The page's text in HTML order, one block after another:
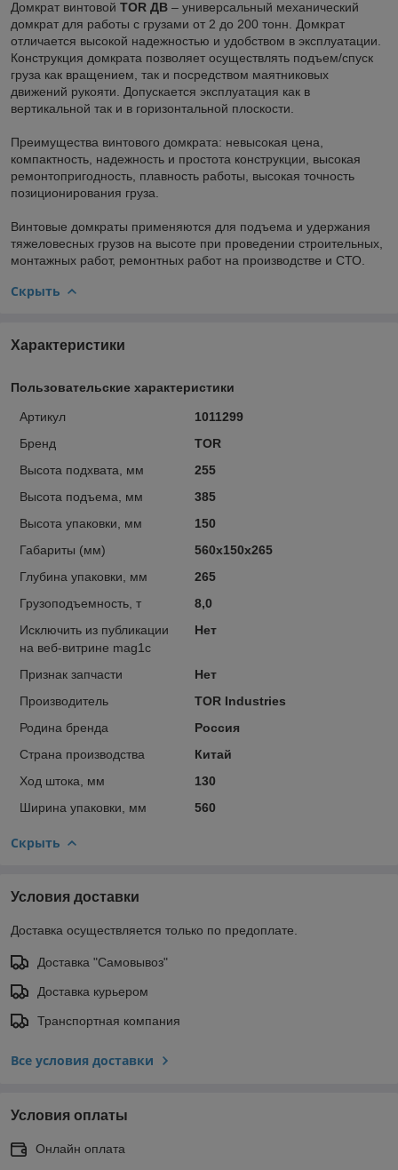
Домкрат винтовой TOR ДВ – универсальный механический
домкрат для работы с грузами от 2 до 200 тонн. Домкрат
отличается высокой надежностью и удобством в эксплуатации.
Конструкция домкрата позволяет осуществлять подъем/спуск
груза как вращением, так и посредством маятниковых
движений рукояти. Допускается эксплуатация как в
вертикальной так и в горизонтальной плоскости.
Преимущества винтового домкрата: невысокая цена,
компактность, надежность и простота конструкции, высокая
ремонтопригодность, плавность работы, высокая точность
позиционирования груза.
Винтовые домкраты применяются для подъема и удержания
тяжеловесных грузов на высоте при проведении строительных,
монтажных работ, ремонтных работ на производстве и СТО.
Скрыть
Характеристики
Пользовательские характеристики
Артикул
1011299
Бренд
TOR
Высота подхвата, мм
255
Высота подъема, мм
385
Высота упаковки, мм
150
Габариты (мм)
560х150х265
Глубина упаковки, мм
265
Грузоподъемность, т
8,0
Исключить из публикации
на веб-витрине mag1c
Нет
Признак запчасти
Нет
Производитель
TOR Industries
Родина бренда
Россия
Страна производства
Китай
Ход штока, мм
130
Ширина упаковки, мм
560
Скрыть
Условия доставки
Доставка осуществляется только по предоплате.
Доставка "Самовывоз"
Доставка курьером
Транспортная компания
Все условия доставки
Условия оплаты
Онлайн оплата